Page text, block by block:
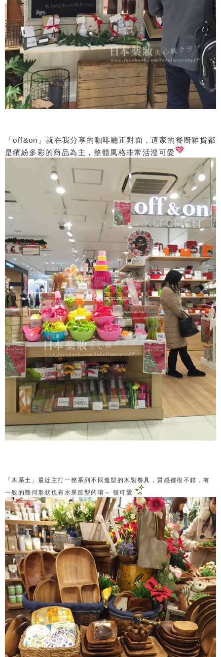
「off&on」就在我分享的咖啡廳正對面，這家的餐廚雜貨都
是繽紛多彩的商品為主，整體風格非常活潑可愛
「木系土」最近主打一整系列不同造型的木製餐具，質感都很不錯，有
一般的幾何形狀也有水果造型的唷～ 很可愛